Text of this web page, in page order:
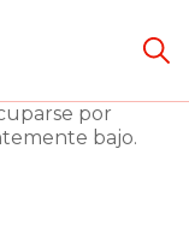
por
bajo.